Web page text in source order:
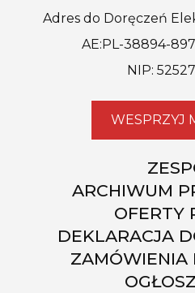
Adres do Doręczeń
AE:PL-38894-
NIP:
WESPRZYJ
ARCHIWUM
OFERTY
DEKLARACJA
ZAMÓWIENIA